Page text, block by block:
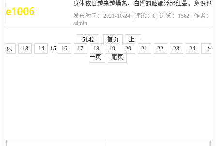
身体依旧越来越燥热，白皙的脸蛋泛起红晕，意识也
越来越混乱。...
发布时间：2021-10-24 | 评论：0 | 浏览： 1562 | 作者：
admin
5142 首页
上一
页
13 14 15 16 17 18 19 20 21 22 23 24
下
一页
尾页